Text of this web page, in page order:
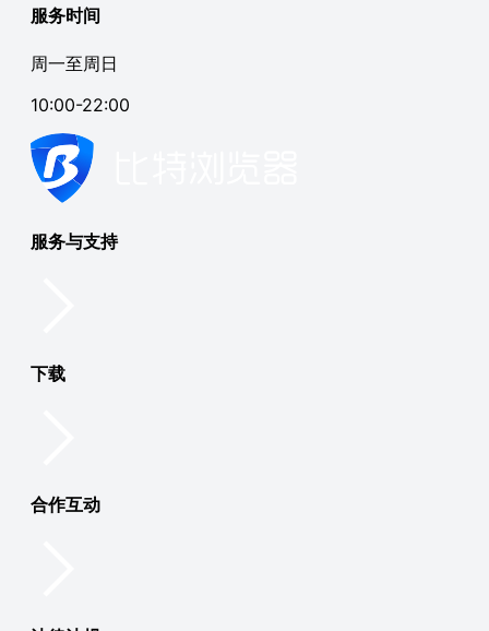
服务时间
周一至周日
10:00-22:00
服务与支持
下载
合作互动